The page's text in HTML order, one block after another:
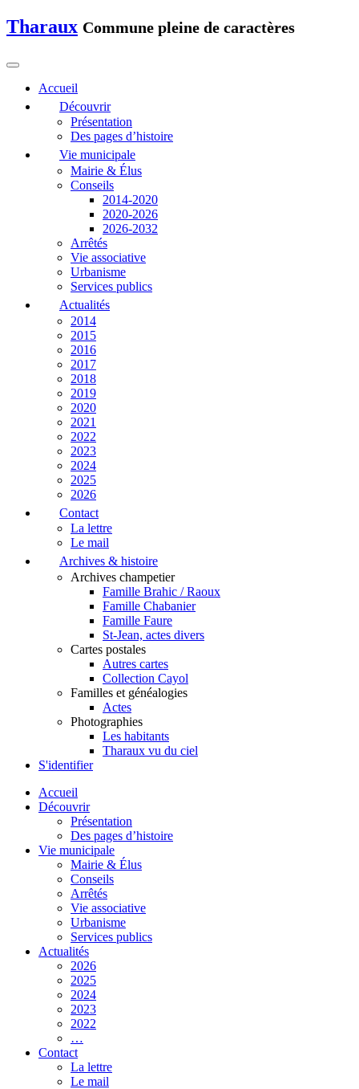
Tharaux Commune pleine de caractères
Accueil
Découvrir
Présentation
Des pages d’histoire
Vie municipale
Mairie & Élus
Conseils
2014-2020
2020-2026
2026-2032
Arrêtés
Vie associative
Urbanisme
Services publics
Actualités
2014
2015
2016
2017
2018
2019
2020
2021
2022
2023
2024
2025
2026
Contact
La lettre
Le mail
Archives & histoire
Archives champetier
Famille Brahic / Raoux
Famille Chabanier
Famille Faure
St-Jean, actes divers
Cartes postales
Autres cartes
Collection Cayol
Familles et généalogies
Actes
Photographies
Les habitants
Tharaux vu du ciel
S'identifier
Accueil
Découvrir
Présentation
Des pages d’histoire
Vie municipale
Mairie & Élus
Conseils
Arrêtés
Vie associative
Urbanisme
Services publics
Actualités
2026
2025
2024
2023
2022
…
Contact
La lettre
Le mail